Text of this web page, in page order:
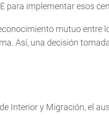
para implementar esos
mutuo entre
Así, una decisión
Interior y Migración, el